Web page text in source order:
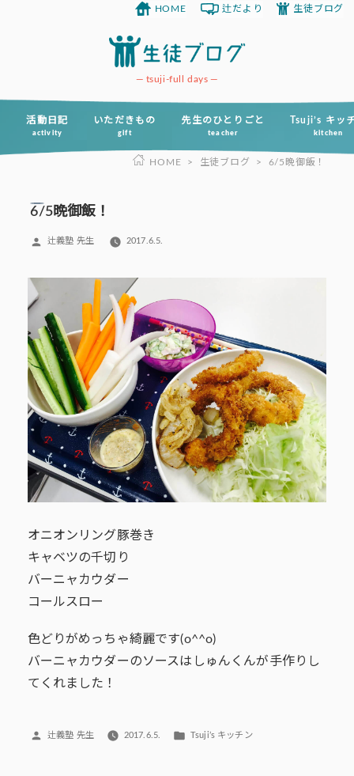
ツ
tsuji-full days
活動日記
activity
いただきもの
gift
先生のひとりごと
teacher
Tsuji’s キッ
kitchen
HOME 辻だより 生徒ブログ
HOME > 生徒ブログ > 6/5晩御飯！
6/5晩御飯！
投
辻義塾 先生 2017.6.5.
オニオンリング豚巻き
キャベツの千切り
バーニャカウダー
コールスロー
色どりがめっちゃ綺麗です(o^^o)
バーニャカウダーのソースはしゅんくんが手作りし
てくれました！
投
辻義塾 先生 2017.6.5.
カ
Tsuji’s キッチン